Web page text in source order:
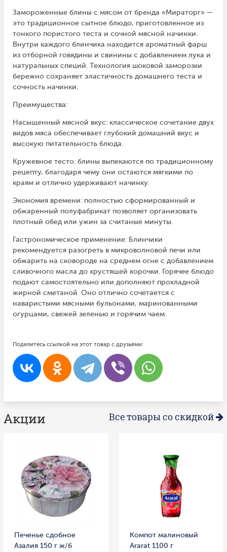
Замороженные блины с мясом от бренда «Мираторг» —
это традиционное сытное блюдо, приготовленное из
тонкого пористого теста и сочной мясной начинки.
Внутри каждого блинчика находится ароматный фарш
из отборной говядины и свинины с добавлением лука и
натуральных специй. Технология шоковой заморозки
бережно сохраняет эластичность домашнего теста и
сочность начинки.
Преимущества:
Насыщенный мясной вкус: классическое сочетание двух
видов мяса обеспечивает глубокий домашний вкус и
высокую питательность блюда.
Кружевное тесто: блины выпекаются по традиционному
рецепту, благодаря чему они остаются мягкими по
краям и отлично удерживают начинку.
Экономия времени: полностью сформированный и
обжаренный полуфабрикат позволяет организовать
плотный обед или ужин за считаные минуты.
Гастрономическое применение: Блинчики
рекомендуется разогреть в микроволновой печи или
обжарить на сковороде на среднем огне с добавлением
сливочного масла до хрустящей корочки. Горячее блюдо
подают самостоятельно или дополняют прохладной
жирной сметаной. Оно отлично сочетается с
наваристыми мясными бульонами, маринованными
огурцами, свежей зеленью и горячим чаем.
Поделитесь ссылкой на этот товар с друзьями:
Акции Все товары со скидкой
Печенье сдобное
Азалия 150 г ж/б
Компот малиновый
Ararat 1100 г